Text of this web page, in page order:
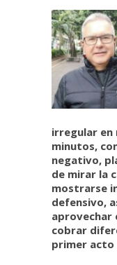
irregular en
minutos,
negativo,
de mirar la
mostrarse
defensivo,
aprovechar
cobrar
primer acto